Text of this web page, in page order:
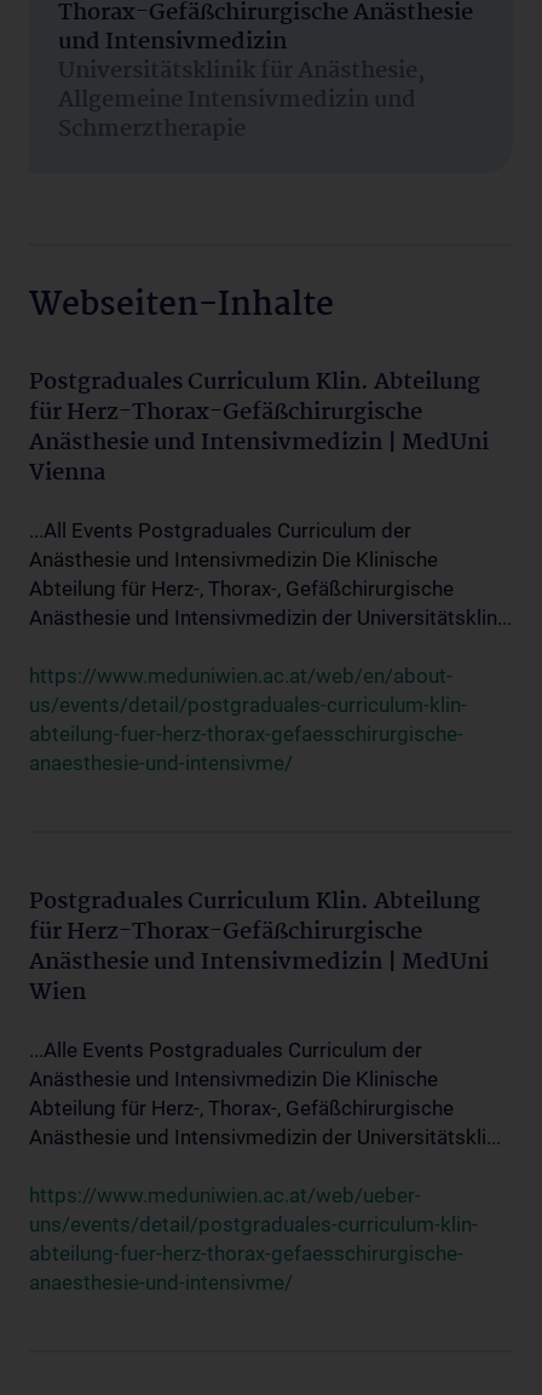
Thorax-Gefäßchirurgische Anästhesie
und Intensivmedizin
Universitätsklinik für Anästhesie,
Allgemeine Intensivmedizin und
Schmerztherapie
Webseiten-Inhalte
Postgraduales Curriculum Klin. Abteilung
für Herz-Thorax-Gefäßchirurgische
Anästhesie und Intensivmedizin | MedUni
Vienna
...All Events Postgraduales Curriculum der
Anästhesie und Intensivmedizin Die Klinische
Abteilung für Herz-, Thorax-, Gefäßchirurgische
Anästhesie und Intensivmedizin der Universitätsklin...
https://www.meduniwien.ac.at/web/en/about-
us/events/detail/postgraduales-curriculum-klin-
abteilung-fuer-herz-thorax-gefaesschirurgische-
anaesthesie-und-intensivme/
Postgraduales Curriculum Klin. Abteilung
für Herz-Thorax-Gefäßchirurgische
Anästhesie und Intensivmedizin | MedUni
Wien
...Alle Events Postgraduales Curriculum der
Anästhesie und Intensivmedizin Die Klinische
Abteilung für Herz-, Thorax-, Gefäßchirurgische
Anästhesie und Intensivmedizin der Universitätskli...
https://www.meduniwien.ac.at/web/ueber-
uns/events/detail/postgraduales-curriculum-klin-
abteilung-fuer-herz-thorax-gefaesschirurgische-
anaesthesie-und-intensivme/